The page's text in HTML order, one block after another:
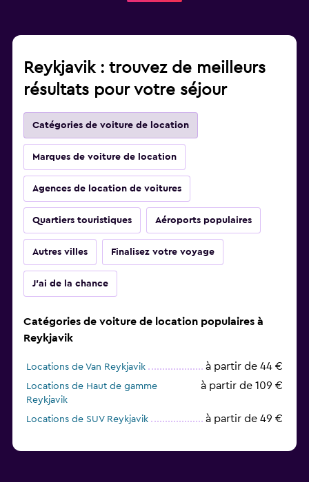
Reykjavik : trouvez de meilleurs
résultats pour votre séjour
Catégories de voiture de location
Marques de voiture de location
Agences de location de voitures
Quartiers touristiques Aéroports populaires
Autres villes Finalisez votre voyage
J'ai de la chance
Catégories de voiture de location populaires à
Reykjavik
Locations de Van Reykjavik à partir de 44 €
Locations de Haut de gamme
Reykjavik
à partir de 109 €
Locations de SUV Reykjavik à partir de 49 €